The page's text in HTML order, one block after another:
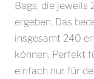
Bags, die jeweils
ergeben. Das
insgesamt 240
können. Perfekt
einfach nur für